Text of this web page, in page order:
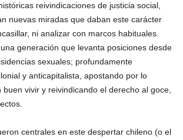
reivindicaciones de justicia social,
nuevas miradas que daban este carácter
ni analizar con marcos habituales.
generación que levanta posiciones desde
sexuales; profundamente
y anticapitalista, apostando por lo
buen vivir y reivindicando el derecho al goce,
centrales en este despertar chileno (o el